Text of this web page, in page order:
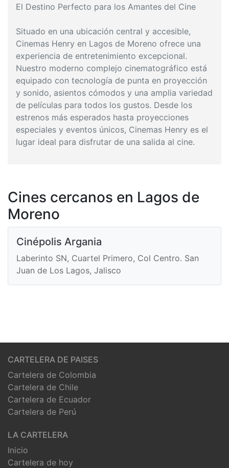
El Destino Perfecto para los Amantes del Cine
Situado en una ubicación central y accesible,
Cinemas Henry en Lagos de Moreno ofrece una
experiencia de entretenimiento excepcional.
Nuestro moderno complejo cinematográfico está
equipado con tecnología de punta en proyección
y sonido, asientos cómodos y una amplia variedad
de películas para todos los gustos. Desde los
estrenos más esperados hasta proyecciones
especiales y eventos únicos, Cinemas Henry es el
lugar ideal para disfrutar de una salida al cine.
Cines cercanos en Lagos de
Moreno
Cinépolis Argania
Laberinto SN, Cuartel Primero, Col Centro. San
Juan de Los Lagos, Jalisco
CARTELERA DE PAISES
Cartelera de Colombia
Cartelera de Chile
Cartelera de Ecuador
Cartelera de Perú
LA CARTELERA
Inicio
Cartelera de hoy